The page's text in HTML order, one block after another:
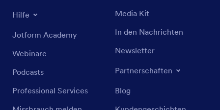
Hilfe
Jotform Academy
Webinare
Podcasts
Professional Services
Media Kit
In den Nachrichten
Newsletter
Partnerschaften
Blog